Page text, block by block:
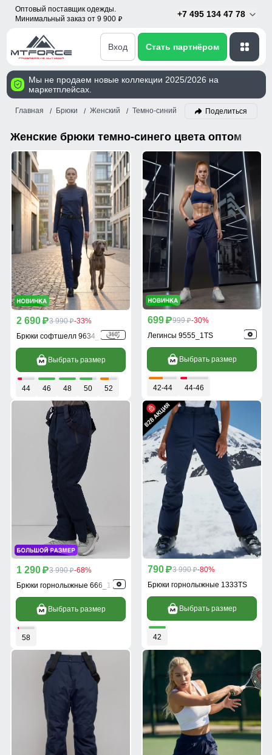
Оптовый поставщик одежды.
Минимальный заказ от 9 900 p
+7 495 134 47 78
Вход Стать партнёром
Мы не продаем новые коллекции 2025/2026 на
маркетплейсах.
Главная Брюки Женский Темно-синий Поделиться
Женские брюки темно-синего цвета оптом
2 690 p3 990 p-33%
Брюки софтшелл 9634_1TS
Выбрать размер
44 46 48 50 52
699 p999 p-30%
Легинсы 9555_1TS
Выбрать размер
42-44 44-46
1 290 p3 990 p-68%
Брюки горнолыжные 666_1TS
Выбрать размер
58
790 p3 990 p-80%
Брюки горнолыжные 1333TS
Выбрать размер
42